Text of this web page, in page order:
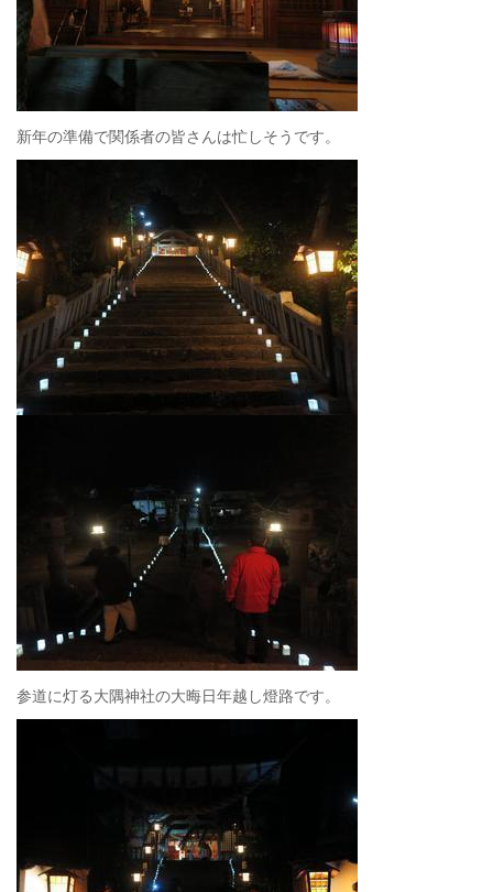
新年の準備で関係者の皆さんは忙しそうです。
参道に灯る大隅神社の大晦日年越し燈路です。